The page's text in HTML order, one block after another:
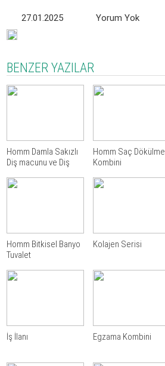
27.01.2025 Yorum Yok
BENZER YAZILAR
Homm Damla Sakızlı
Diş macunu ve Diş
Homm Saç Dökülme
Kombini
Homm Bitkisel Banyo
Tuvalet
Kolajen Serisi
İş İlanı Egzama Kombini